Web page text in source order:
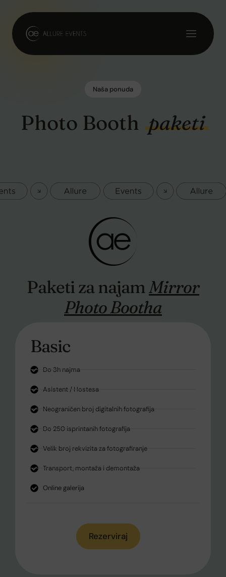
Naša ponuda
Photo Boothpaketi
Paketi za najamMirror
Photo Bootha
Basic
Do 3h najma
Asistent / Hostesa
Neograničen broj digitalnih fotografija
Do 250 isprintanih fotografija
Velik broj rekvizita za fotografiranje
Transport, montaža i demontaža
Online galerija
Rezerviraj